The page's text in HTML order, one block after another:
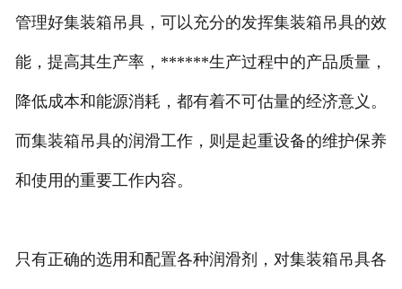
管理好集装箱吊具，可以充分的发挥集装箱吊具的效
能，提高其生产率，******生产过程中的产品质量，
降低成本和能源消耗，都有着不可估量的经济意义。
而集装箱吊具的润滑工作，则是起重设备的维护保养
和使用的重要工作内容。
只有正确的选用和配置各种润滑剂，对集装箱吊具各